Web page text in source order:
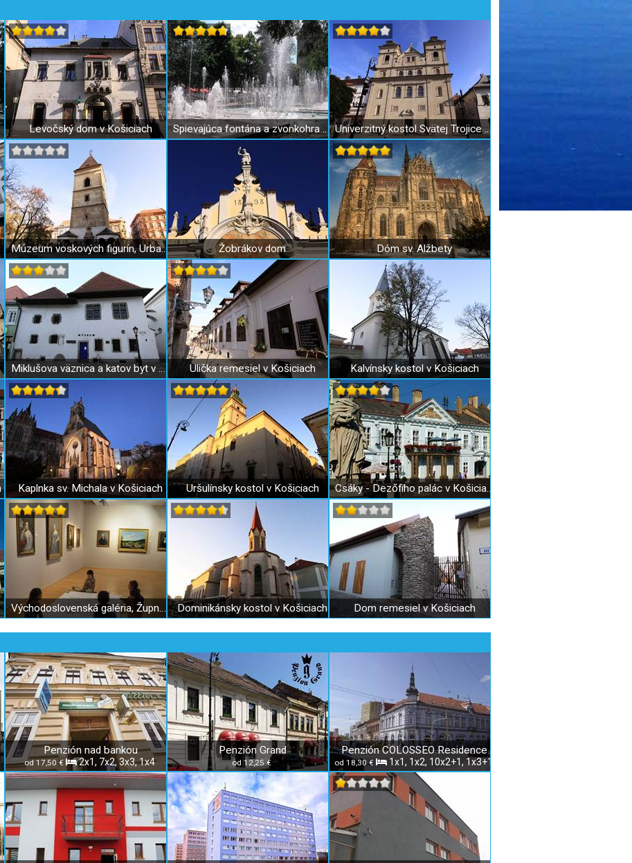
Levočský dom v Košiciach Spievajúca fontána a zvonkohra v Košiciach Univerzitný kostol Svätej Trojice v Košiciach
Múzeum voskových figurín, Urbanova veža Žobrákov dom Dóm sv. Alžbety
Miklušova väznica a katov byt v Košiciach Ulička remesiel v Košiciach Kalvínsky kostol v Košiciach
Kaplnka sv. Michala v Košiciach Uršulínsky kostol v Košiciach Csáky - Dezőfiho palác v Košiciach
Východoslovenská galéria, Župný dom Dominikánsky kostol v Košiciach Dom remesiel v Košiciach
Penzión nad bankou
od 17,50 € 2x1, 7x2, 3x3, 1x4
Penzión Grand
od 12,25 €
Penzión COLOSSEO Residence
od 18,30 € 1x1, 1x2, 10x2+1, 1x3+1